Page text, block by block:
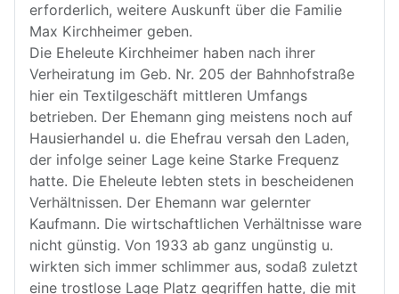
erforderlich, weitere Auskunft über die Familie
Max Kirchheimer geben.
Die Eheleute Kirchheimer haben nach ihrer
Verheiratung im Geb. Nr. 205 der Bahnhofstraße
hier ein Textilgeschäft mittleren Umfangs
betrieben. Der Ehemann ging meistens noch auf
Hausierhandel u. die Ehefrau versah den Laden,
der infolge seiner Lage keine Starke Frequenz
hatte. Die Eheleute lebten stets in bescheidenen
Verhältnissen. Der Ehemann war gelernter
Kaufmann. Die wirtschaftlichen Verhältnisse ware
nicht günstig. Von 1933 ab ganz ungünstig u.
wirkten sich immer schlimmer aus, sodaß zuletzt
eine trostlose Lage Platz gegriffen hatte, die mit